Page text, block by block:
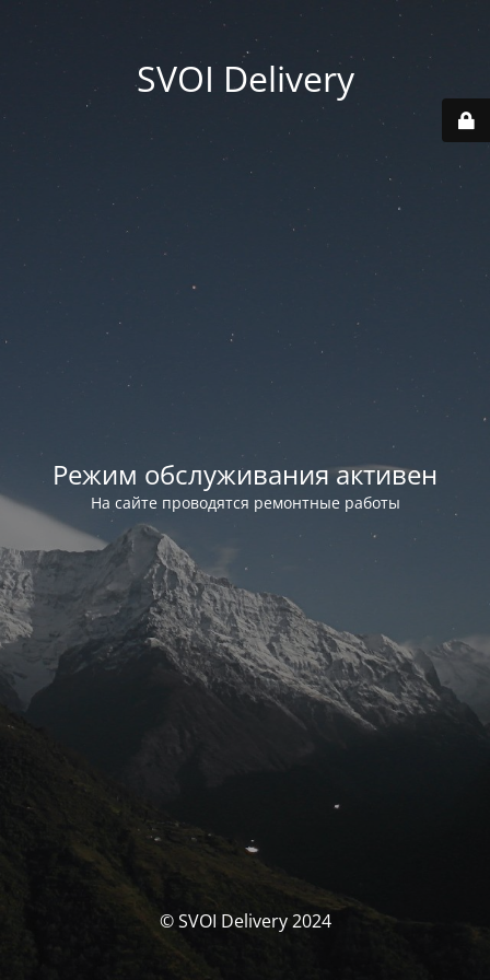
SVOI Delivery
Режим обслуживания активен
На сайте проводятся ремонтные работы
© SVOI Delivery 2024